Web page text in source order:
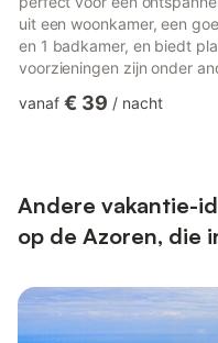
uit een woonkamer, een
en 1 badkamer, en biedt
voorzieningen zijn onder
comfort van de gasten is
vanaf € 39 / nacht
Andere vakantie-
op de Azoren, die